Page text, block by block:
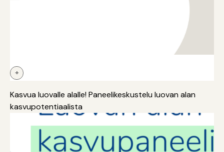
+Kasvusopimus
Kasvua luovalle alalle! Paneelikeskustelu luovan alan
kasvupotentiaalista